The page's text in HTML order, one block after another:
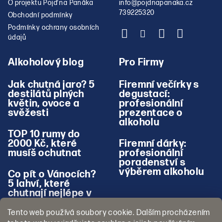
Tento web používá soubory cookie. Dalším procházením
O projektu Pojď na Panáka
Obchodní podmínky
Podmínky ochrany osobních
údajů
info@pojdnapanaka.cz
739225320
Alkoholový blog
Jak chutná jaro? 5
destilátů plných
květin, ovoce a
svěžesti
TOP 10 rumy do
2000 Kč, které
musíš ochutnat
Co pít o Vánocích?
5 lahví, které
chutnají nejlépe v
Pro Firmy
Firemní večírky s
degustací:
profesionální
prezentace o
alkoholu
Firemní dárky:
profesionální
poradenství s
výběrem alkoholu